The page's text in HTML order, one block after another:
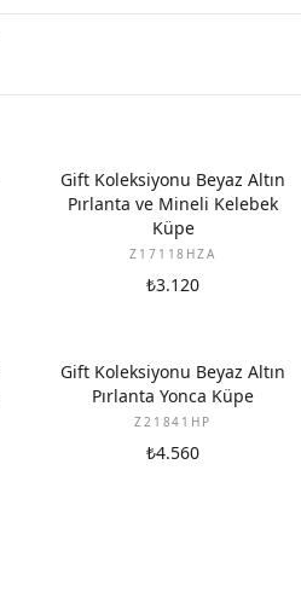
YENI
Gift Koleksiyonu Beyaz Altın
Pırlanta ve Mineli Kelebek
Küpe
Z17118HZA
₺3.120
YENI
Gift Koleksiyonu Beyaz Altın
Pırlanta Yonca Küpe
Z21841HP
₺4.560